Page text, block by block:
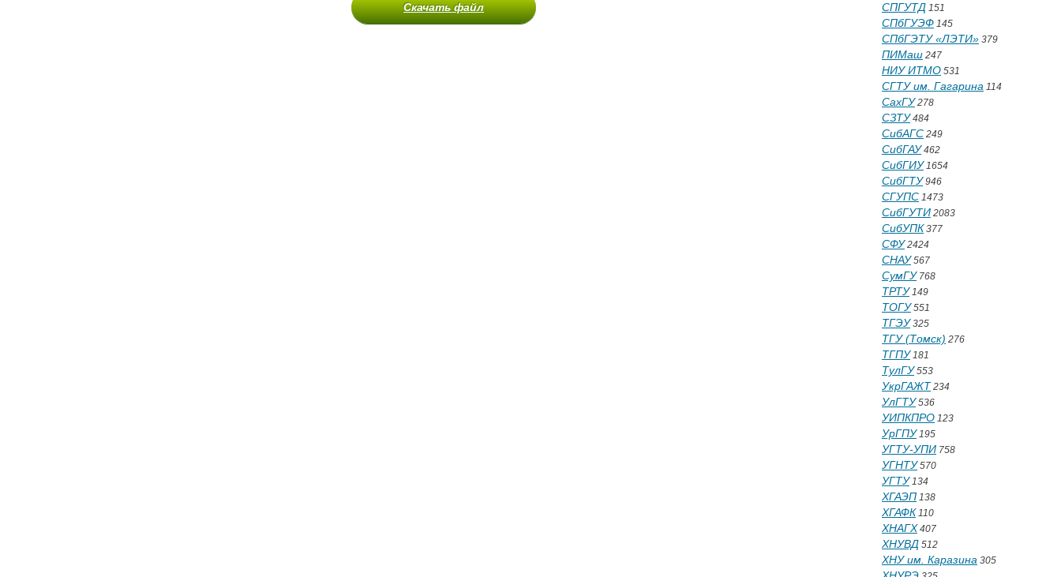
Скачать файл СПГУТД 151
СПбГУЭФ 145
СПбГЭТУ «ЛЭТИ» 379
ПИМаш 247
НИУ ИТМО 531
СГТУ им. Гагарина 114
СахГУ278
СЗТУ484
СибАГС 249
СибГАУ462
СибГИУ1654
СибГТУ946
СГУПС 1473
СибГУТИ 2083
СибУПК 377
СФУ2424
СНАУ567
СумГУ768
ТРТУ149
ТОГУ551
ТГЭУ325
ТГУ (Томск) 276
ТГПУ181
ТулГУ553
УкрГАЖТ 234
УлГТУ536
УИПКПРО 123
УрГПУ195
УГТУ-УПИ 758
УГНТУ570
УГТУ134
ХГАЭП 138
ХГАФК 110
ХНАГХ 407
ХНУВД 512
ХНУ им. Каразина 305